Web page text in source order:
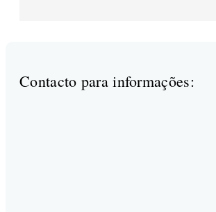
Contacto para informações: